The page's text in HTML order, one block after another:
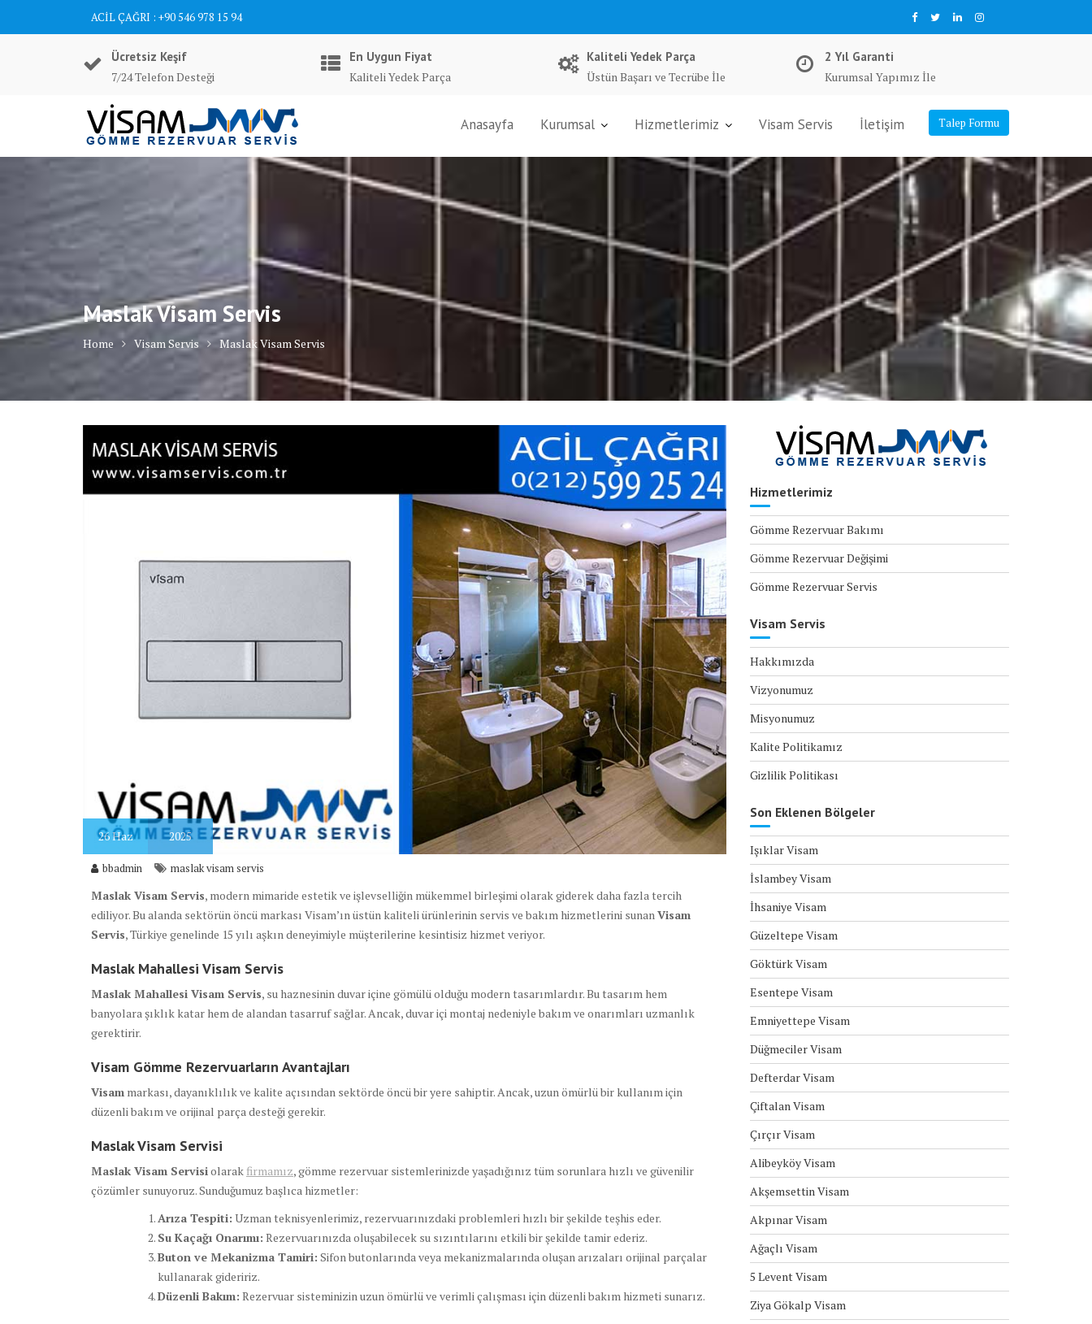
ACİL ÇAĞRI : +90 546 978 15 94
Ücretsiz Keşif
7/24 Telefon Desteği
En Uygun Fiyat
Kaliteli Yedek Parça
Kaliteli Yedek Parça
Üstün Başarı ve Tecrübe İle
2 Yıl Garanti
Kurumsal Yapımız İle
Talep Formu
Anasayfa Kurumsal Hizmetlerimiz Visam Servis İletişim
Maslak Visam Servis
Home Visam Servis Maslak Visam Servis
26Haz 2025
bbadmin maslak visam servis
Maslak Visam Servis, modern mimaride estetik ve işlevselliğin mükemmel birleşimi olarak giderek daha fazla tercih
ediliyor. Bu alanda sektörün öncü markası Visam’ın üstün kaliteli ürünlerinin servis ve bakım hizmetlerini sunanVisam
Servis, Türkiye genelinde 15 yılı aşkın deneyimiyle müşterilerine kesintisiz hizmet veriyor.
Maslak Mahallesi Visam Servis
Maslak Mahallesi Visam Servis, su haznesinin duvar içine gömülü olduğu modern tasarımlardır. Bu tasarım hem
banyolara şıklık katar hem de alandan tasarruf sağlar. Ancak, duvar içi montaj nedeniyle bakım ve onarımları uzmanlık
gerektirir.
Visam Gömme Rezervuarların Avantajları
Visam markası, dayanıklılık ve kalite açısından sektörde öncü bir yere sahiptir. Ancak, uzun ömürlü bir kullanım için
düzenli bakım ve orijinal parça desteği gerekir.
Maslak Visam Servisi
Maslak Visam Servisiolarak firmamız, gömme rezervuar sistemlerinizde yaşadığınız tüm sorunlara hızlı ve güvenilir
çözümler sunuyoruz. Sunduğumuz başlıca hizmetler:
Arıza Tespiti: Uzman teknisyenlerimiz, rezervuarınızdaki problemleri hızlı bir şekilde teşhis eder.
Su Kaçağı Onarımı: Rezervuarınızda oluşabilecek su sızıntılarını etkili bir şekilde tamir ederiz.
Buton ve Mekanizma Tamiri: Sifon butonlarında veya mekanizmalarında oluşan arızaları orijinal parçalar
kullanarak gideririz.
Düzenli Bakım: Rezervuar sisteminizin uzun ömürlü ve verimli çalışması için düzenli bakım hizmeti sunarız.
Hizmetlerimiz
Gömme Rezervuar Bakımı
Gömme Rezervuar Değişimi
Gömme Rezervuar Servis
Visam Servis
Hakkımızda
Vizyonumuz
Misyonumuz
Kalite Politikamız
Gizlilik Politikası
Son Eklenen Bölgeler
Işıklar Visam
İslambey Visam
İhsaniye Visam
Güzeltepe Visam
Göktürk Visam
Esentepe Visam
Emniyettepe Visam
Düğmeciler Visam
Defterdar Visam
Çiftalan Visam
Çırçır Visam
Alibeyköy Visam
Akşemsettin Visam
Akpınar Visam
Ağaçlı Visam
5 Levent Visam
Ziya Gökalp Visam